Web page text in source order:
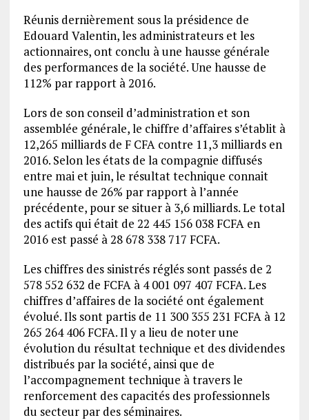
Réunis dernièrement sous la présidence de
Edouard Valentin, les administrateurs et les
actionnaires, ont conclu à une hausse générale
des performances de la société. Une hausse de
112% par rapport à 2016.
Lors de son conseil d’administration et son
assemblée générale, le chiffre d’affaires s’établit à
12,265 milliards de F CFA contre 11,3 milliards en
2016. Selon les états de la compagnie diffusés
entre mai et juin, le résultat technique connait
une hausse de 26% par rapport à l’année
précédente, pour se situer à 3,6 milliards. Le total
des actifs qui était de 22 445 156 038 FCFA en
2016 est passé à 28 678 338 717 FCFA.
Les chiffres des sinistrés réglés sont passés de 2
578 552 632 de FCFA à 4 001 097 407 FCFA. Les
chiffres d’affaires de la société ont également
évolué. Ils sont partis de 11 300 355 231 FCFA à 12
265 264 406 FCFA. Il y a lieu de noter une
évolution du résultat technique et des dividendes
distribués par la société, ainsi que de
l’accompagnement technique à travers le
renforcement des capacités des professionnels
du secteur par des séminaires.